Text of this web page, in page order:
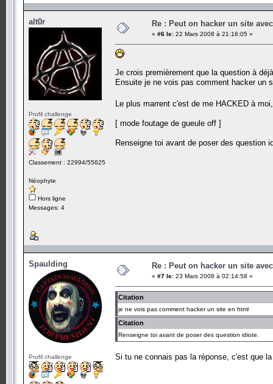
alt0r
Profil challenge
Classement : 22994/55625
Néophyte
Hors ligne
Messages: 4
Re : Peut on hacker un site
« #6 le: 22 Mars 2008 à 21:16:05 »
Je crois premièrement que la question à
Ensuite je ne vois pas comment hacker un
Le plus marrent c'est de me HACKED à
[ mode foutage de gueule off ]
Renseigne toi avant de poser des question
Spaulding
Profil challenge
Re : Peut on hacker un site
« #7 le: 23 Mars 2008 à 02:14:58 »
Citation
je ne vois pas comment hacker un site en html
Citation
Renseigne toi avant de poser des question idiote.
Si tu ne connais pas la réponse, c'est que